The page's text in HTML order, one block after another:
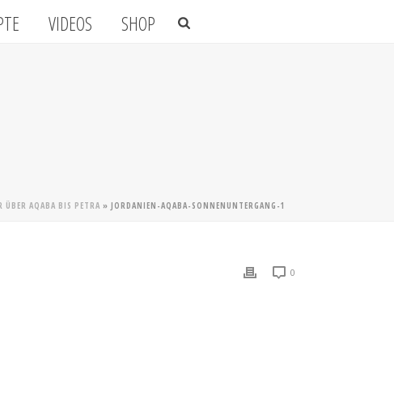
VIDEOS SHOP
ÜBER AQABA BIS PETRA » JORDANIEN-AQABA-SONNENUNTERGANG-1
0